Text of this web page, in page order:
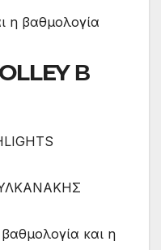
η βαθμολογία
Β
και η